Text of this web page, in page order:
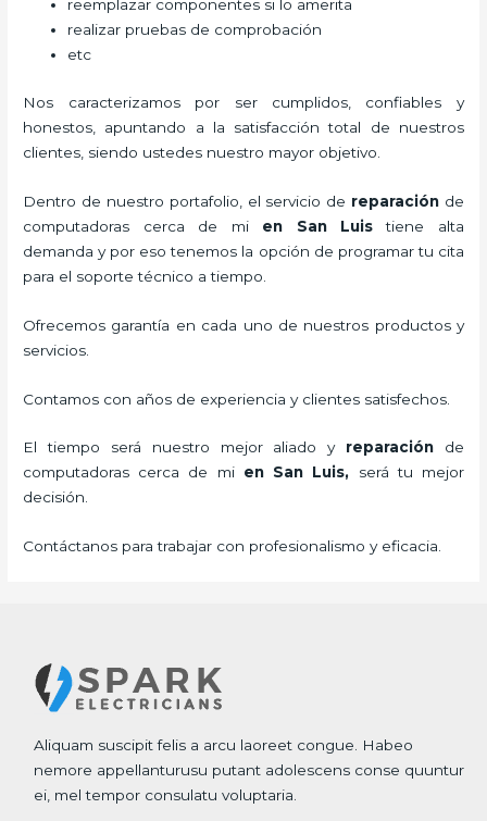
reemplazar componentes si lo amerita
realizar pruebas de comprobación
etc
Nos caracterizamos por ser cumplidos, confiables y
honestos, apuntando a la satisfacción total de nuestros
clientes, siendo ustedes nuestro mayor objetivo.
Dentro de nuestro portafolio, el servicio de reparación de
computadoras
cerca de mi en San Luis tiene alta
demanda y por eso tenemos la opción de programar tu cita
para el soporte técnico a tiempo.
Ofrecemos garantía en cada uno de nuestros productos y
servicios.
Contamos con años de experiencia y clientes satisfechos.
El tiempo será nuestro mejor aliado y reparación de
computadoras cerca de mien San Luis, será tu mejor
decisión.
Contáctanos para trabajar con profesionalismo y eficacia.
Aliquam suscipit felis a arcu laoreet congue. Habeo
nemore appellanturusu putant adolescens conse quuntur
ei, mel tempor consulatu voluptaria.